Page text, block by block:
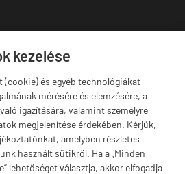
kezelése
és egyéb technológiákat
mérésére és elemzésére, a
igazítására, valamint személyre
megjelenítése érdekében. Kérjük,
amelyben részletes
használt sütikről. Ha a „Minden
lehetőséget választja, akkor elfogadja